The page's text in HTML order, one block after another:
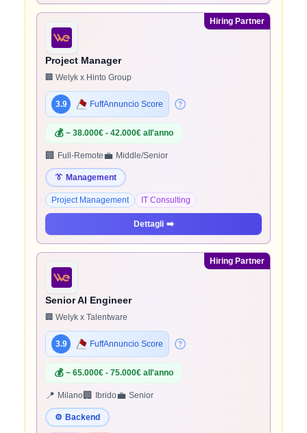
Hiring Partner
Project Manager
🏢 Welyk x Hinto Group
3.9 FuffAnnuncio Score
💰 ~ 38.000€ - 42.000€ all'anno
🏢 Full-Remote💼 Middle/Senior
👔 Management
Project Management IT Consulting
Dettagli ➡️
Hiring Partner
Senior AI Engineer
🏢 Welyk x Talentware
3.9 FuffAnnuncio Score
💰 ~ 65.000€ - 75.000€ all'anno
📍 Milano🏢 Ibrido💼 Senior
⚙️ Backend